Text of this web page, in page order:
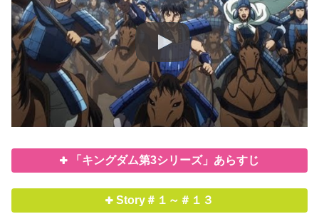
「キングダム第3シリーズ」あらすじ
Story＃１～＃１３